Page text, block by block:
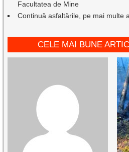
Facultatea de Mine
Continuă asfaltările, pe mai multe
CELE MAI BUNE